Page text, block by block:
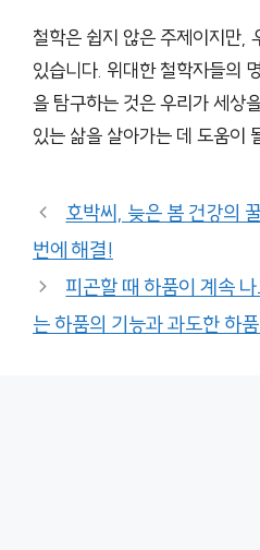
철학은 쉽지 않은 주제이지만,
있습니다. 위대한 철학자들의
을 탐구하는 것은 우리가 세상
있는 삶을 살아가는 데 도움이
호박씨, 늦은 봄 건강의
번에 해결!
피곤할 때 하품이 계속
는 하품의 기능과 과도한 하